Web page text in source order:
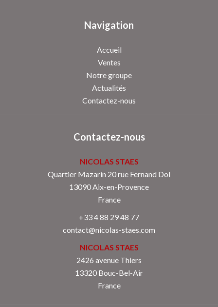
Navigation
Accueil
Ventes
Notre groupe
Actualités
Contactez-nous
Contactez-nous
NICOLAS STAES
Quartier Mazarin 20 rue Fernand Dol
13090Aix-en-Provence
France
+33 4 88 29 48 77
contact@nicolas-staes.com
NICOLAS STAES
2426 avenue Thiers
13320 Bouc-Bel-Air
France